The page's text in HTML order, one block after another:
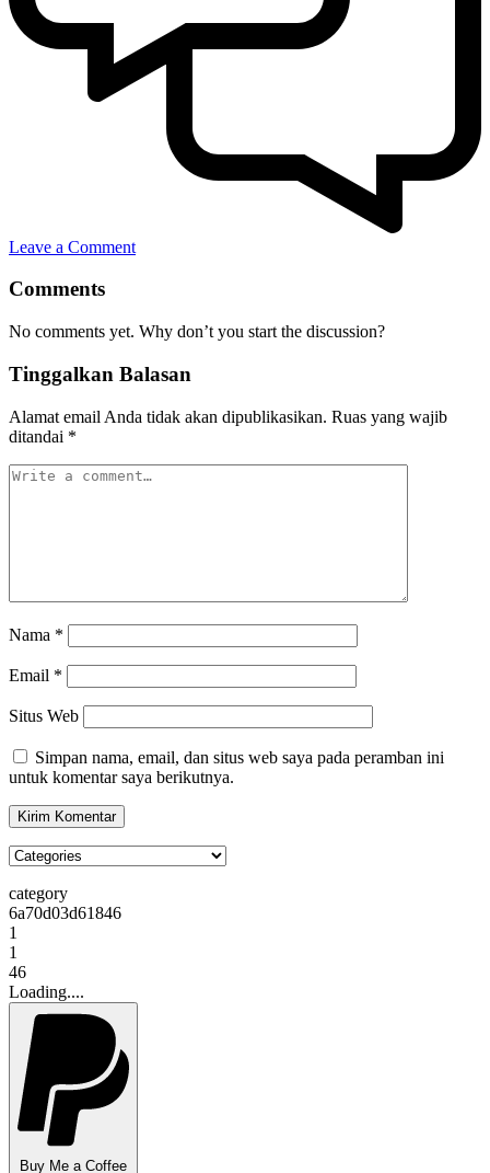
Leave a Comment
Comments
No comments yet. Why don’t you start the discussion?
Tinggalkan Balasan
Alamat email Anda tidak akan dipublikasikan. Ruas yang wajib
ditandai *
Nama *
Email *
Situs Web
Simpan nama, email, dan situs web saya pada peramban ini
untuk komentar saya berikutnya.
category
6a70d03d61846
1
1
46
Loading....
Buy Me a Coffee